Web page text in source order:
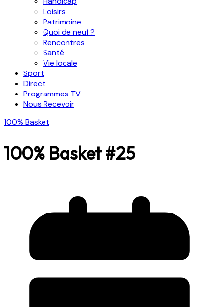
Loisirs
Patrimoine
Quoi de neuf ?
Rencontres
Santé
Vie locale
Sport
Direct
Programmes TV
Nous Recevoir
100% Basket
100% Basket #25